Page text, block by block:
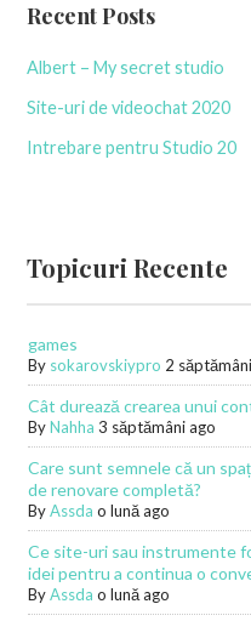
Recent Posts
Albert – My secret studio
Site-uri de videochat 2020
Intrebare pentru Studio 20
Topicuri Recente
games
By sokarovskiypro 2
Cât durează crearea unui
ByNahha 3 săptămâni ago
Care sunt semnele că un
de renovare completă?
ByAssda o lună ago
Ce site-uri sau instrumente
idei pentru a continua o
ByAssda o lună ago